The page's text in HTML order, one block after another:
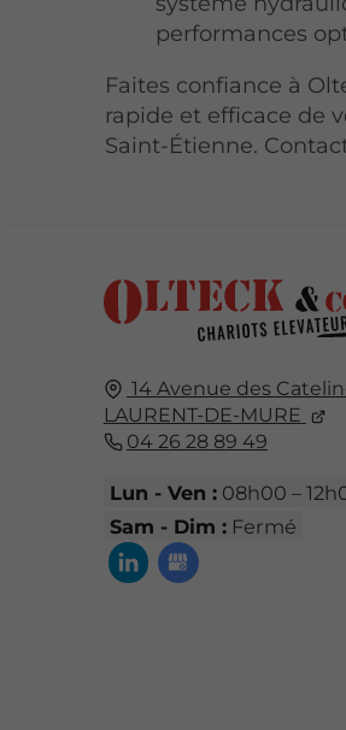
performances
Faites confiance à
rapide et efficace de
Saint-Étienne.
14 Avenue des
LAURENT-DE-MURE
04 26 28 89 49
Lun - Ven :08h00 –
Sam - Dim :Fermé